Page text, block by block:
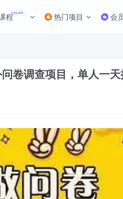
程NEW 热门项目 会
卷调查项目，单人一